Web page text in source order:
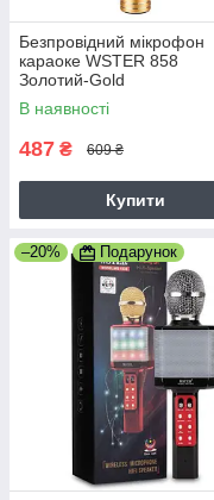
Безпровідний мікрофон
караоке WSTER 858
Золотий-Gold
В наявності
487 ₴ 609 ₴
Купити
–20% Подарунок